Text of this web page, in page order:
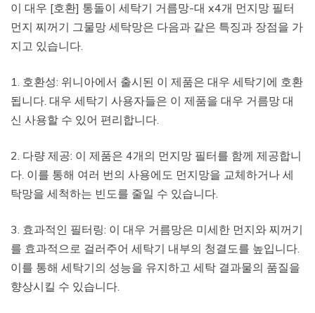
이 대우 [호환] 통돌이 세탁기 거름망-대 x4개 먼지망 필터
먼지 찌꺼기 그물망 세탁망은 다음과 같은 특징과 장점을 가
지고 있습니다.
1. 호환성: 위니아에서 출시된 이 제품은 대우 세탁기에 호환
됩니다. 대우 세탁기 사용자들은 이 제품을 대우 거름망 대
신 사용할 수 있어 편리합니다.
2. 다량 제공: 이 제품은 4개의 먼지망 필터를 함께 제공합니
다. 이를 통해 여러 번의 사용에도 먼지망을 교체하거나 세
탁망을 세척하는 빈도를 줄일 수 있습니다.
3. 효과적인 필터링: 이 대우 거름망은 미세한 먼지와 찌꺼기
를 효과적으로 걸러주어 세탁기 내부의 청결도를 높입니다.
이를 통해 세탁기의 성능을 유지하고 세탁 결과물의 품질을
향상시킬 수 있습니다.